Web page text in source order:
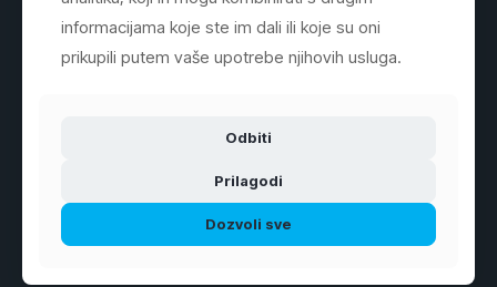
Izjava o privatnosti
informacijama koje ste im dali ili koje su oni
prikupili putem vaše upotrebe njihovih usluga.
Odbiti
Prilagodi
Dozvoli sve